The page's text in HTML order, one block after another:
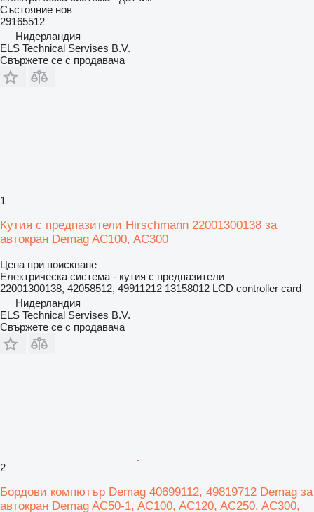
Състояние нов
29165512
Нидерландия
ELS Technical Servises B.V.
Свържете се с продавача
1
Кутия с предпазители Hirschmann 22001300138 за
автокран Demag AC100, AC300
Цена при поискване
Електрическа система - кутия с предпазители
22001300138, 42058512, 49911212 13158012 LCD controller card
Нидерландия
ELS Technical Servises B.V.
Свържете се с продавача
2
Бордови компютър Demag 40699112, 49819712 Demag за
автокран Demag AC50-1, AC100, AC120, AC250, AC300,